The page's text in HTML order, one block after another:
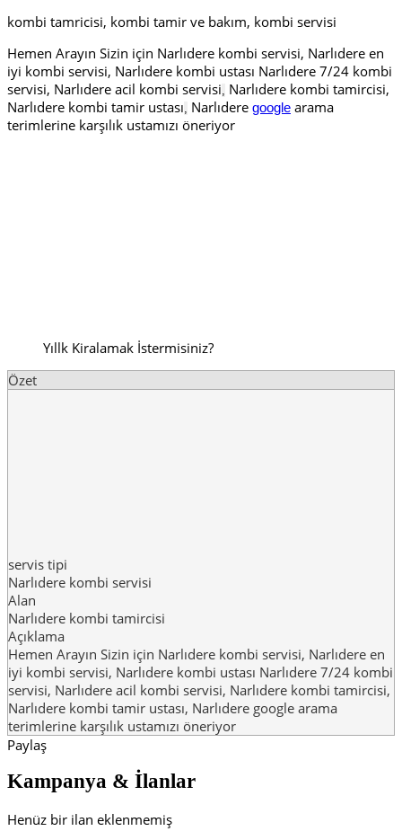
kombi tamricisi, kombi tamir ve bakım, kombi servisi
Hemen Arayın Sizin için Narlıdere kombi servisi, Narlıdere en
iyi kombi servisi, Narlıdere kombi ustası Narlıdere 7/24 kombi
servisi, Narlıdere acil kombi servisi Narlıdere kombi tamircisi,
Narlıdere kombi tamir ustası Narlıdere google arama
terimlerine karşılık ustamızı öneriyor
Yıllk Kiralamak İstermisiniz?
Özet
servis tipi
Narlıdere kombi servisi
Alan
Narlıdere kombi tamircisi
Açıklama
Hemen Arayın Sizin için Narlıdere kombi servisi, Narlıdere en
iyi kombi servisi, Narlıdere kombi ustası Narlıdere 7/24 kombi
servisi, Narlıdere acil kombi servisi, Narlıdere kombi tamircisi,
Narlıdere kombi tamir ustası, Narlıdere google arama
terimlerine karşılık ustamızı öneriyor
Paylaş
Kampanya & İlanlar
Henüz bir ilan eklenmemiş